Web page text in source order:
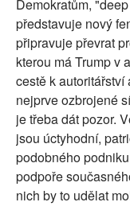
Demokratům,
představuje nový
připravuje převrat
kterou má Trump v
cestě k autoritářství
nejprve ozbrojené
je třeba dát pozor.
jsou úctyhodní,
podobného
podpoře
nich by to udělat